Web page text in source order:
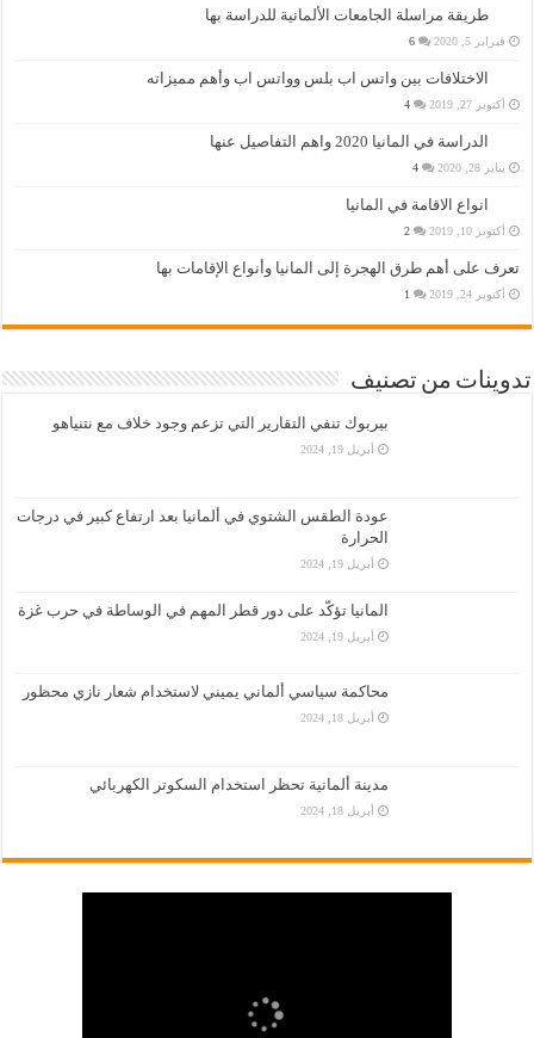
طريقة مراسلة الجامعات الألمانية للدراسة بها
فبراير 5, 2020 6
الاختلافات بين واتس اب بلس وواتس اب وأهم مميزاته
أكتوبر 27, 2019 4
الدراسة في المانيا 2020 واهم التفاصيل عنها
يناير 28, 2020 4
انواع الاقامة في المانيا
أكتوبر 10, 2019 2
تعرف على أهم طرق الهجرة إلى المانيا وأنواع الإقامات بها
أكتوبر 24, 2019 1
تدوينات من تصنيف
بيربوك تنفي التقارير التي تزعم وجود خلاف مع نتنياهو
أبريل 19, 2024
عودة الطقس الشتوي في ألمانيا بعد ارتفاع كبير في درجات
الحرارة
أبريل 19, 2024
المانيا تؤكّد على دور قطر المهم في الوساطة في حرب غزة
أبريل 19, 2024
محاكمة سياسي ألماني يميني لاستخدام شعار نازي محظور
أبريل 18, 2024
مدينة ألمانية تحظر استخدام السكوتر الكهربائي
أبريل 18, 2024